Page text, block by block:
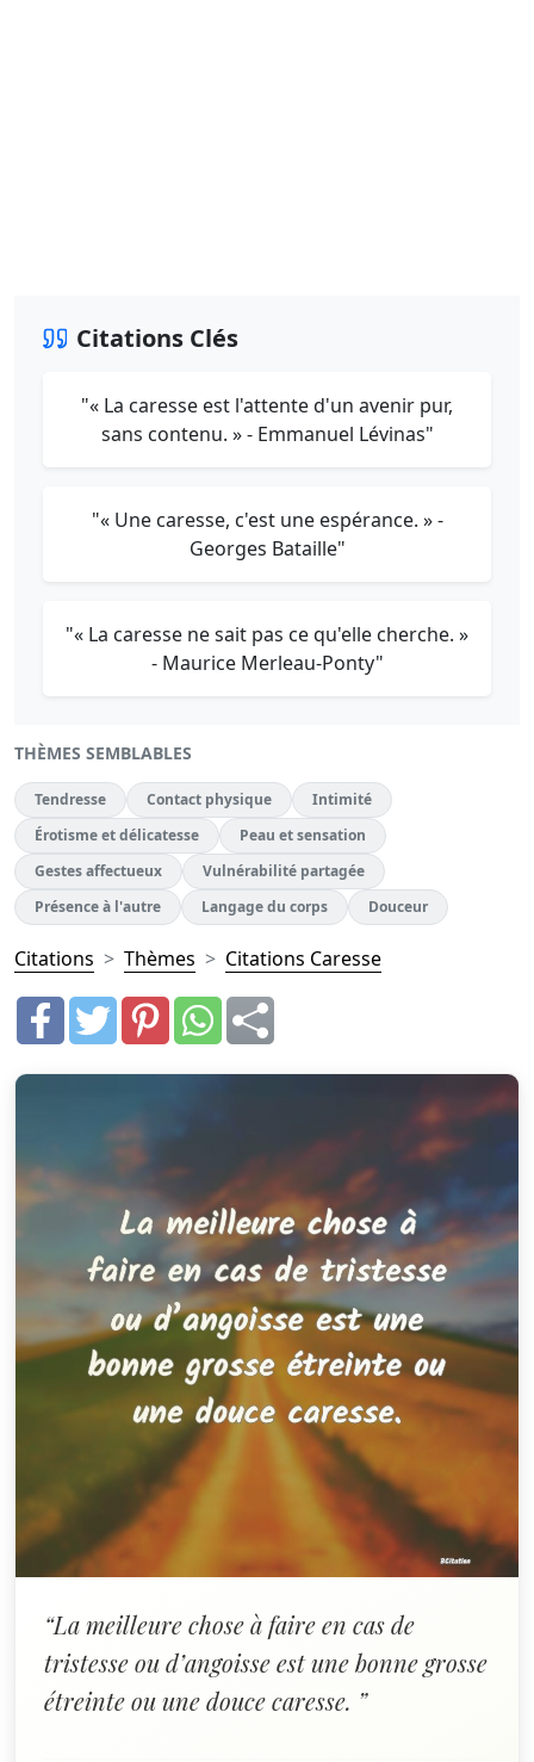
Citations Clés
"« La caresse est l'attente d'un avenir pur,
sans contenu. » - Emmanuel Lévinas"
"« Une caresse, c'est une espérance. » -
Georges Bataille"
"« La caresse ne sait pas ce qu'elle cherche. »
- Maurice Merleau-Ponty"
THÈMES SEMBLABLES
Tendresse Contact physique
Intimité
Érotisme et délicatesse
Peau et sensation
Gestes affectueux
Vulnérabilité partagée
Présence à l'autre
Langage du corps Douceur
Citations Thèmes Citations Caresse
“La meilleure chose à faire en cas de
tristesse ou d’angoisse est une bonne grosse
étreinte ou une douce caresse. ”